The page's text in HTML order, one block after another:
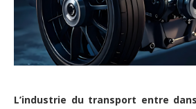
L’industrie du transport entre